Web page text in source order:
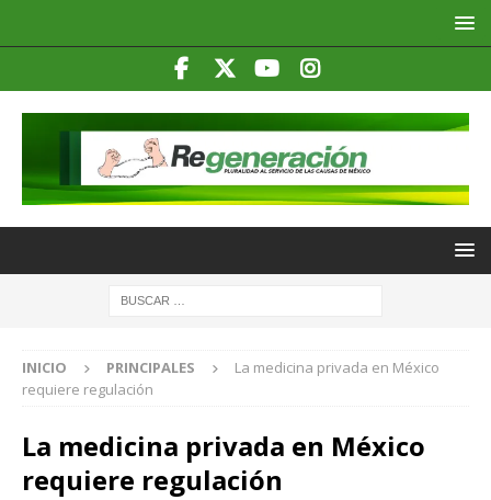
INICIO PRINCIPALES
La medicina privada en México
requiere regulación
La medicina privada en México
requiere regulación